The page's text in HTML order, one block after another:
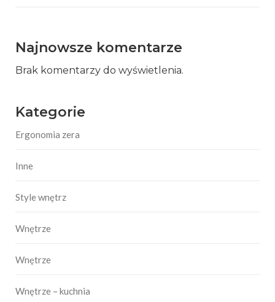
Najnowsze komentarze
Brak komentarzy do wyświetlenia.
Kategorie
Ergonomia zera
Inne
Style wnętrz
Wnętrze
Wnętrze
Wnętrze – kuchnia